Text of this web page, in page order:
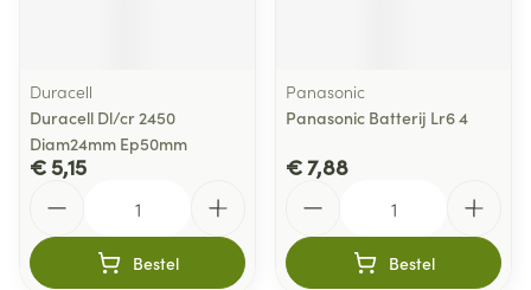
Duracell
Duracell Dl/cr 2450
Diam24mm Ep50mm
€ 5,15
Bestel
Panasonic
Panasonic Batterij Lr6 4
€ 7,88
Bestel